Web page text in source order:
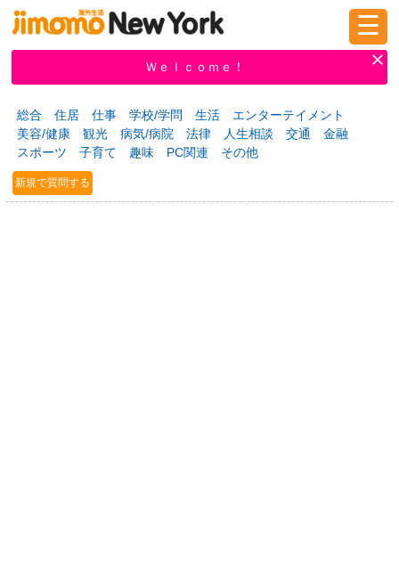
新規登録
掲示板 タウン情報 教えて！
☰
Ｗｅｌｃｏｍｅ！
総合 住居 仕事 学校/学問 生活
エンターテイメント
美容/健康
観光 病気/病院 法律 人生相談 交通
金融
スポーツ
子育て 趣味 PC関連 その他
新規で質問する